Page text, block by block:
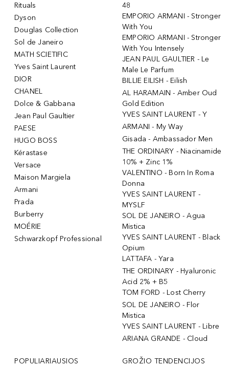
Rituals
Dyson
Douglas Collection
Sol de Janeiro
MATH SCIETIFIC
Yves Saint Laurent
DIOR
CHANEL
Dolce & Gabbana
Jean Paul Gaultier
PAESE
HUGO BOSS
Kérastase
Versace
Maison Margiela
Armani
Prada
Burberry
MOÉRIE
Schwarzkopf Professional
48
EMPORIO ARMANI - Stronger
With You
EMPORIO ARMANI - Stronger
With You Intensely
JEAN PAUL GAULTIER - Le
Male Le Parfum
BILLIE EILISH - Eilish
AL HARAMAIN - Amber Oud
Gold Edition
YVES SAINT LAURENT - Y
ARMANI - My Way
Gisada - Ambassador Men
THE ORDINARY - Niacinamide
10% + Zinc 1%
VALENTINO - Born In Roma
Donna
YVES SAINT LAURENT -
MYSLF
SOL DE JANEIRO - Agua
Mistica
YVES SAINT LAURENT - Black
Opium
LATTAFA - Yara
THE ORDINARY - Hyaluronic
Acid 2% + B5
TOM FORD - Lost Cherry
SOL DE JANEIRO - Flor
Mistica
YVES SAINT LAURENT - Libre
ARIANA GRANDE - Cloud
POPULIARIAUSIOS
GROŽIO TENDENCIJOS